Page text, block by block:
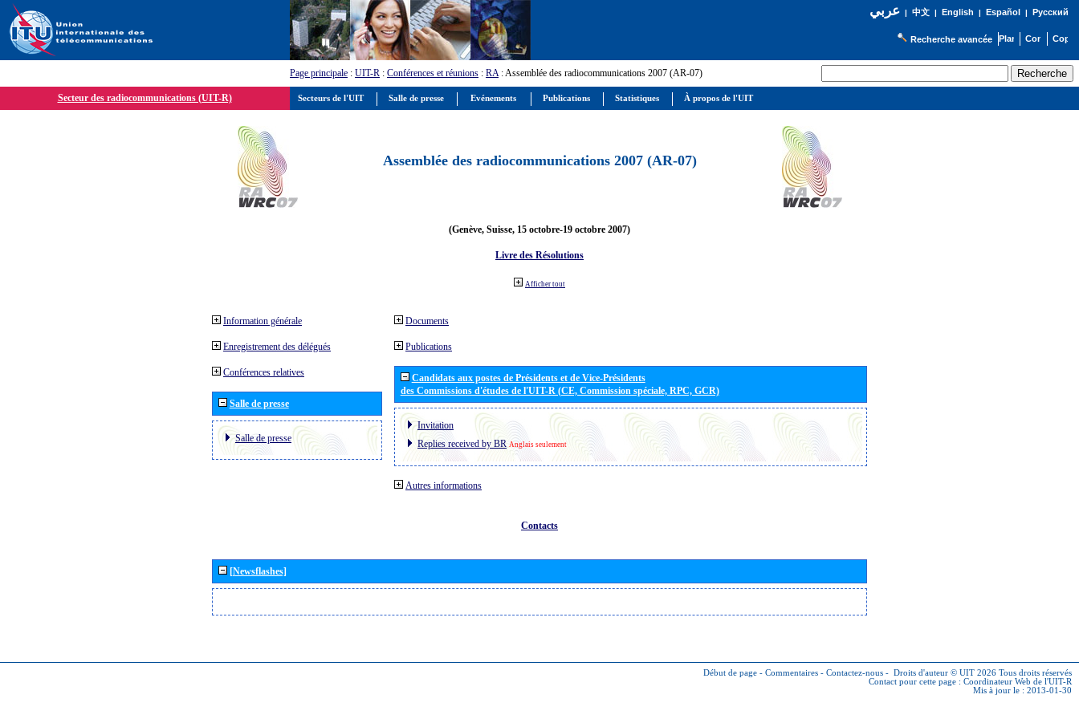
عربي| 中文| English | Español | Русский
Recherche avancée
Page principale : UIT-R : Conférences et réunions : RA: Assemblée des radiocommunications 2007 (AR-07)
Secteur des radiocommunications (UIT-R)
Assemblée des radiocommunications 2007 (AR-07)
(Genève, Suisse, 15 octobre-19 octobre 2007)
Livre des Résolutions
Afficher tout
Information générale
Enregistrement des délégués
Conférences relatives
Salle de presse
Salle de presse
Documents
Publications
Candidats aux postes de Présidents et de Vice-Présidents
des Commissions d'études de l'UIT-R (CE, Commission spéciale, RPC, GCR)
Invitation
Replies received by BR Anglais seulement
Autres informations
Contacts
[Newsflashes]
Début de page - Commentaires - Contactez-nous - Droits d'auteur © UIT 2026 Tous droits réservés
Contact pour cette page : Coordinateur Web de l'UIT-R
Mis à jour le : 2013-01-30
Secteurs de l'UIT Salle de presse Evénements Publications Statistiques À propos de l'UIT